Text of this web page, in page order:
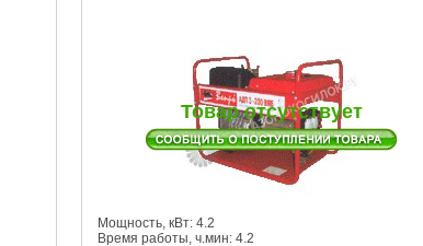
Товар отсутствует
Мощность, кВт: 4.2
Время работы, ч.мин: 4.2